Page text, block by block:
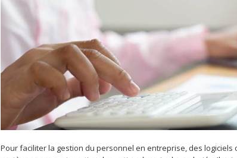
Pour faciliter la gestion du personnel en entreprise, des logiciels